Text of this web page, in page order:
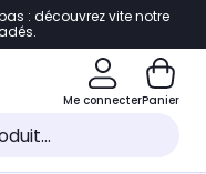
: découvrez vite notre
Me connecterPanier